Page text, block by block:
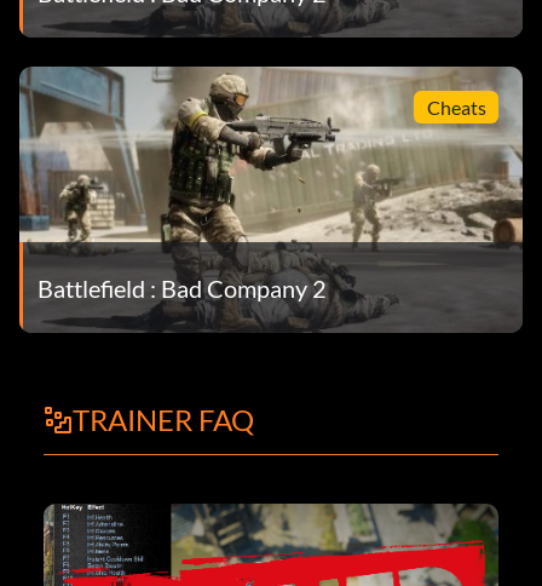
Cheats
Battlefield : Bad Company 2
TRAINER FAQ